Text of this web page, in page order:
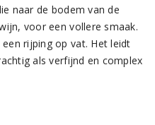
naar de bodem van de
voor een vollere smaak.
rijping op vat. Het leidt
als verfijnd en complex